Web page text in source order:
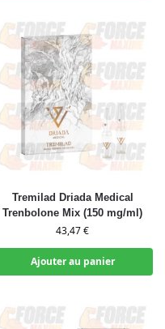
Tremilad Driada Medical
Trenbolone Mix (150 mg/ml)
43,47€
Ajouter au panier